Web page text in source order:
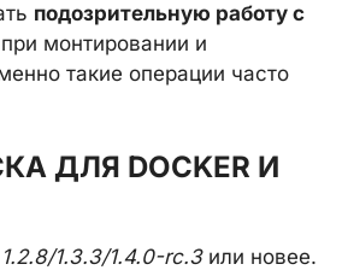
подозрительную работу с
монтировании и
такие операции часто
ДЛЯ DOCKER И
1.2.8/1.3.3/1.4.0-rc.3или новее.